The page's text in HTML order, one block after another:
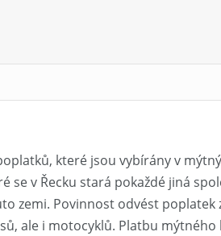
které jsou vybírány v
v Řecku stará pokaždé jiná
zemi. Povinnost odvést poplatek
ale i motocyklů. Platbu mýtného